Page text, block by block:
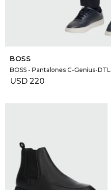
BOSS
BOSS - Pantalones C-Genius-DTL
USD 220